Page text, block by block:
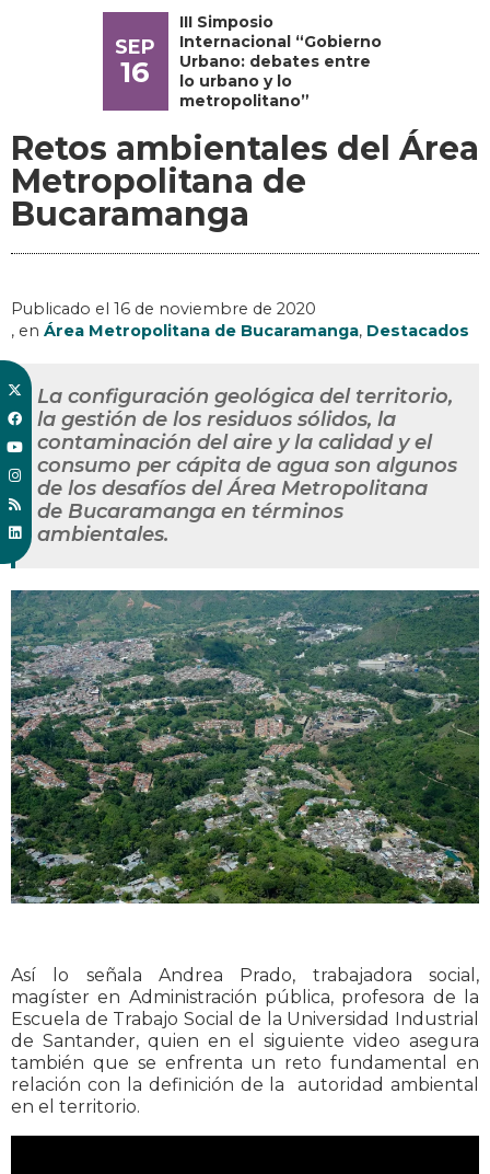
SEP
16
III Simposio
Internacional “Gobierno
Urbano: debates entre
lo urbano y lo
metropolitano”
Retos ambientales del Área
Metropolitana de
Bucaramanga
Publicado el 16 de noviembre de 2020
, en Área Metropolitana de Bucaramanga, Destacados
La configuración geológica del territorio,
la gestión de los residuos sólidos, la
contaminación del aire y la calidad y el
consumo per cápita de agua son algunos
de los desafíos del Área Metropolitana
de Bucaramanga en términos
ambientales.
Así lo señala Andrea Prado, trabajadora social,
magíster en Administración pública, profesora de la
Escuela de Trabajo Social de la Universidad Industrial
de Santander, quien en el siguiente video asegura
también que se enfrenta un reto fundamental en
relación con la definición de la autoridad ambiental
en el territorio.